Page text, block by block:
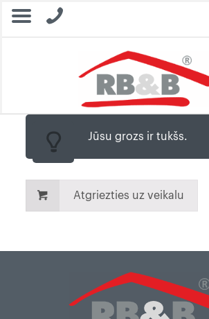
Jūsu grozs ir tukšs.
Atgriezties uz veikalu